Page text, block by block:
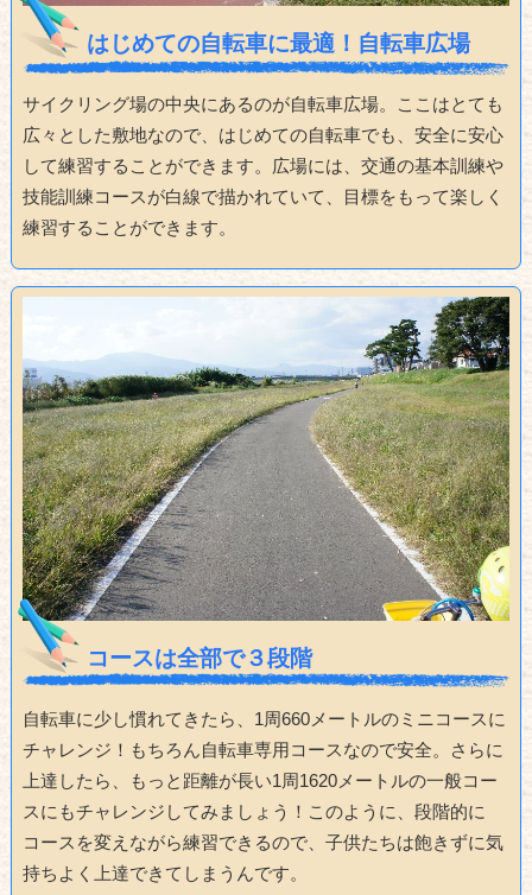
はじめての自転車に最適！自転車広場
サイクリング場の中央にあるのが自転車広場。ここはとても
広々とした敷地なので、はじめての自転車でも、安全に安心
して練習することができます。広場には、交通の基本訓練や
技能訓練コースが白線で描かれていて、目標をもって楽しく
練習することができます。
コースは全部で３段階
自転車に少し慣れてきたら、1周660メートルのミニコースに
チャレンジ！もちろん自転車専用コースなので安全。さらに
上達したら、もっと距離が長い1周1620メートルの一般コー
スにもチャレンジしてみましょう！このように、段階的に
コースを変えながら練習できるので、子供たちは飽きずに気
持ちよく上達できてしまうんです。